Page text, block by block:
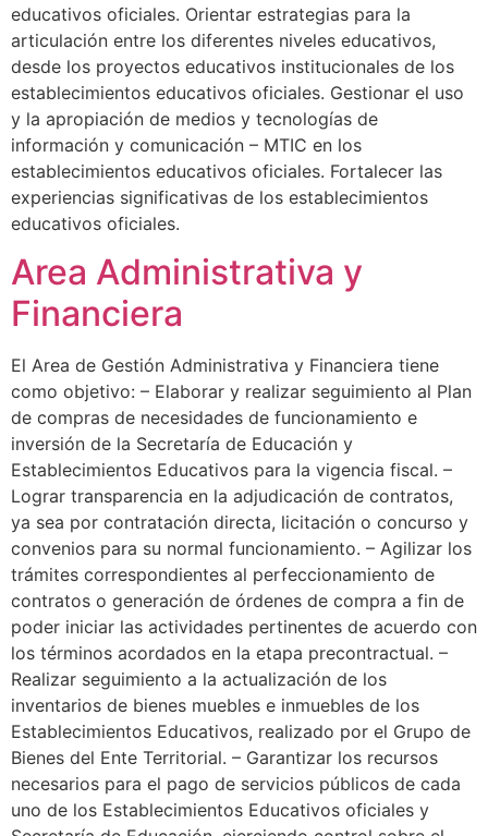
educativos oficiales. Orientar estrategias para la
articulación entre los diferentes niveles educativos,
desde los proyectos educativos institucionales de los
establecimientos educativos oficiales. Gestionar el uso
y la apropiación de medios y tecnologías de
información y comunicación – MTIC en los
establecimientos educativos oficiales. Fortalecer las
experiencias significativas de los establecimientos
educativos oficiales.
Area Administrativa y
Financiera
El Area de Gestión Administrativa y Financiera tiene
como objetivo: – Elaborar y realizar seguimiento al Plan
de compras de necesidades de funcionamiento e
inversión de la Secretaría de Educación y
Establecimientos Educativos para la vigencia fiscal. –
Lograr transparencia en la adjudicación de contratos,
ya sea por contratación directa, licitación o concurso y
convenios para su normal funcionamiento. – Agilizar los
trámites correspondientes al perfeccionamiento de
contratos o generación de órdenes de compra a fin de
poder iniciar las actividades pertinentes de acuerdo con
los términos acordados en la etapa precontractual. –
Realizar seguimiento a la actualización de los
inventarios de bienes muebles e inmuebles de los
Establecimientos Educativos, realizado por el Grupo de
Bienes del Ente Territorial. – Garantizar los recursos
necesarios para el pago de servicios públicos de cada
uno de los Establecimientos Educativos oficiales y